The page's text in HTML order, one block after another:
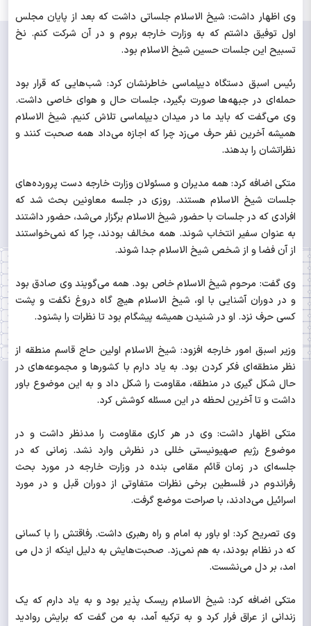
وی اظهار داشت: شیخ الاسلام جلساتی داشت که بعد از پایان مجلس
اول توفیق داشتم که به وزارت خارجه بروم و در آن شرکت کنم. نخ
تسبیح این جلسات حسین شیخ الاسلام بود.
رئیس اسبق دستگاه دیپلماسی خاطرنشان کرد: شب‌هایی که قرار بود
حمله‌ای در جبهه‌ها صورت بگیرد، جلسات حال و هوای خاصی داشت.
وی می‌گفت که باید ما در میدان دیپلماسی تلاش کنیم. شیخ الاسلام
همیشه آخرین نفر حرف می‌زد چرا که اجازه می‌داد همه صحبت کنند و
نظراتشان را بدهند.
متکی اضافه کرد: همه مدیران و مسئولان وزارت خارجه دست پرورده‌های
جلسات شیخ الاسلام هستند. روزی در جلسه معاونین بحث شد که
افرادی که در جلسات با حضور شیخ الاسلام برگزار می‌شد، حضور داشتند
به عنوان سفیر انتخاب شوند. همه مخالف بودند، چرا که نمی‌خواستند
از آن فضا و از شخص شیخ الاسلام جدا شوند.
وی گفت: مرحوم شیخ الاسلام خاص بود. همه می‌گویند وی صادق بود
و در دوران آشنایی با او، شیخ الاسلام هیچ گاه دروغ نگفت و پشت
کسی حرف نزد. او در شنیدن همیشه پیشگام بود تا نظرات را بشنود.
وزیر اسبق امور خارجه افزود: شیخ الاسلام اولین حاج قاسم منطقه از
نظر منطقه‌ای فکر کردن بود. به یاد دارم با کشورها و مجموعه‌های در
حال شکل گیری در منطقه، مقاومت را شکل داد و به این موضوع باور
داشت و تا آخرین لحظه در این مسئله کوشش کرد.
متکی اظهار داشت: وی در هر کاری مقاومت را مدنظر داشت و در
موضوع رژیم صهیونیستی خللی در نظرش وارد نشد. زمانی که در
جلسه‌ای در زمان قائم مقامی بنده در وزارت خارجه در مورد بحث
رفراندوم در فلسطین برخی نظرات متفاوتی از دوران قبل و در مورد
اسرائیل می‌دادند، با صراحت موضع گرفت.
وی تصریح کرد: او باور به امام و راه رهبری داشت. رفاقتش را با کسانی
که در نظام بودند، به هم نمی‌زد. صحبت‌هایش به دلیل اینکه از دل می
امد، بر دل می‌نشست.
متکی اضافه کرد: شیخ الاسلام ریسک پذیر بود و به یاد دارم که یک
زندانی از عراق فرار کرد و به ترکیه آمد، به من گفت که برایش روادید